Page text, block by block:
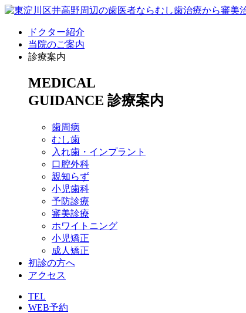
ドクター紹介
当院のご案内
診療案内
MEDICAL
GUIDANCE 診療案内
歯周病
むし歯
入れ歯・インプラント
口腔外科
親知らず
小児歯科
予防診療
審美診療
ホワイトニング
小児矯正
成人矯正
初診の方へ
アクセス
TEL
WEB予約